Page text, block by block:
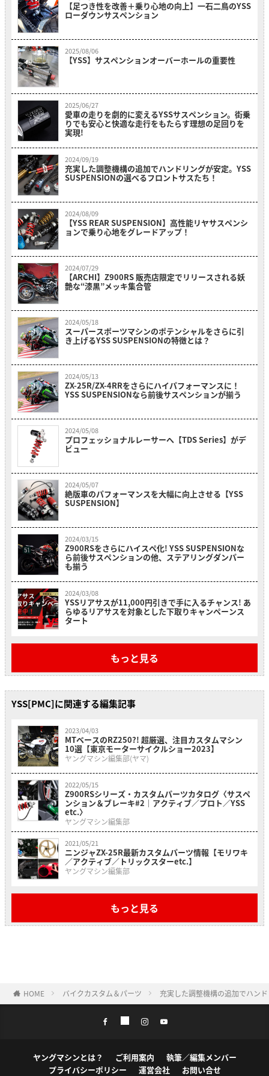
【足つき性を改善＋乗り心地の向上】一石二鳥のYSS
ローダウンサスペンション
2025/08/06
【YSS】サスペンションオーバーホールの重要性
2025/06/27
愛車の走りを劇的に変えるYSSサスペンション。街乗
りでも安心と快適な走行をもたらす理想の足回りを
実現!
2024/09/19
充実した調整機構の追加でハンドリングが安定。YSS
SUSPENSIONの選べるフロントサスたち！
2024/08/09
【YSS REAR SUSPENSION】高性能リヤサスペンシ
ョンで乗り心地をグレードアップ！
2024/07/29
【ARCHI】Z900RS 販売店限定でリリースされる妖
艶な“漆黒”メッキ集合管
2024/05/18
スーパースポーツマシンのポテンシャルをさらに引
き上げるYSS SUSPENSIONの特徴とは？
2024/05/13
ZX-25R/ZX-4RRをさらにハイパフォーマンスに！
YSS SUSPENSIONなら前後サスペンションが揃う
2024/05/08
プロフェッショナルレーサーへ【TDS Series】がデ
ビュー
2024/05/07
絶版車のパフォーマンスを大幅に向上させる【YSS
SUSPENSION】
2024/03/15
Z900RSをさらにハイスペ化! YSS SUSPENSIONな
ら前後サスペンションの他、ステアリングダンパー
も揃う
2024/03/08
YSSリアサスが11,000円引きで手に入るチャンス! あ
らゆるリアサスを対象とした下取りキャンペーンス
タート
もっと見る
YSS[PMC]に関連する編集記事
2023/04/03
MTベースのRZ250?! 超厳選、注目カスタムマシン
10選【東京モーターサイクルショー2023】
ヤングマシン編集部(ヤマ)
2022/05/15
Z900RSシリーズ・カスタムパーツカタログ〈サスペ
ンション＆ブレーキ#2｜アクティブ／プロト／YSS
etc.〉
ヤングマシン編集部
2021/05/21
ニンジャZX-25R最新カスタムパーツ情報【モリワキ
／アクティブ／トリックスターetc.】
ヤングマシン編集部
もっと見る
HOME バイクカスタム＆パーツ 充実した調整機構の追加でハン
ヤングマシンとは？ ご利用案内
執筆／編集メンバー
プライバシーポリシー
運営会社 お問い合せ